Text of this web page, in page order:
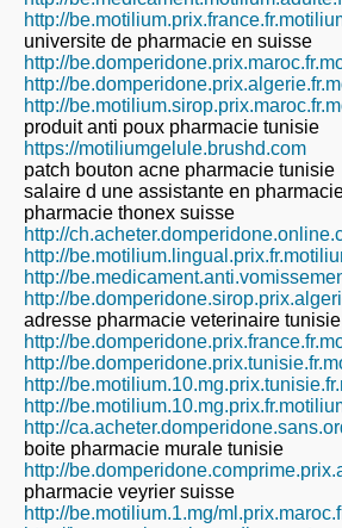
http://
universite de pharmacie en suisse
http://
http://
http://
produit anti poux pharmacie tunisie
https://motiliumgelule.brushd.com
patch bouton acne pharmacie tunisie
salaire d une assistante en
pharmacie thonex suisse
http://
http://
http://
http://
adresse pharmacie veterinaire tunisie
http://
http://
http://
http://
http://
boite pharmacie murale tunisie
http://
pharmacie veyrier suisse
http://be.motilium.1.mg/